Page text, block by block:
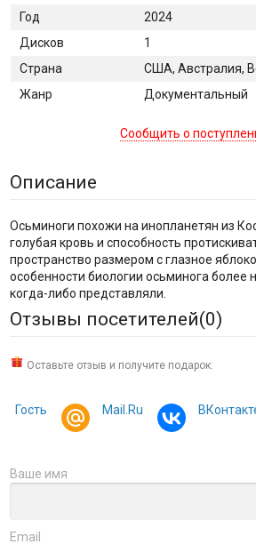
Год
2024
Дисков
1
Страна
США, Австралия,
Жанр
Документальный
Сообщить о
Описание
Осьминоги похожи на инопланетян из
голубая кровь и способность
пространство размером с глазное
особенности биологии осьминога
когда-либо представляли.
Отзывы посетителей(0)
Оставьте отзыв и получите подарок:
Гость Mail.Ru
Ваше имя
Email